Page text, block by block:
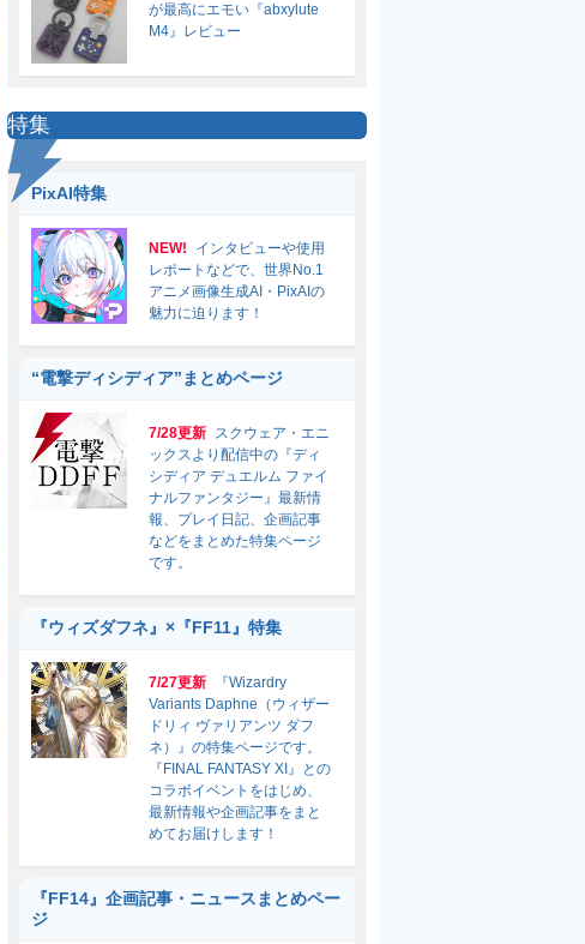
が最高にエモい『abxylute
M4』レビュー
特集
PixAI特集
NEW!
インタビューや使用
レポートなどで、世界No.1
アニメ画像生成AI・PixAIの
魅力に迫ります！
“電撃ディシディア”まとめページ
7/28更新 スクウェア・エニ
ックスより配信中の『ディ
シディア デュエルム ファイ
ナルファンタジー』最新情
報、プレイ日記、企画記事
などをまとめた特集ページ
です。
『ウィズダフネ』×『FF11』特集
7/27更新
『Wizardry
Variants Daphne（ウィザー
ドリィ ヴァリアンツ ダフ
ネ）』の特集ページです。
『FINAL FANTASY XI』との
コラボイベントをはじめ、
最新情報や企画記事をまと
めてお届けします！
『FF14』企画記事・ニュースまとめペー
ジ